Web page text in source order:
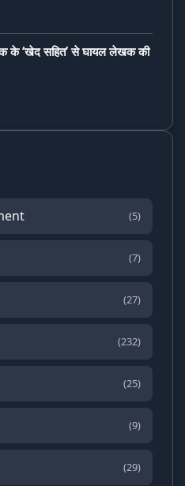
के ‘खेद सहित’ से घायल लेखक की
(5)
(7)
(27)
(232)
(25)
(9)
(29)